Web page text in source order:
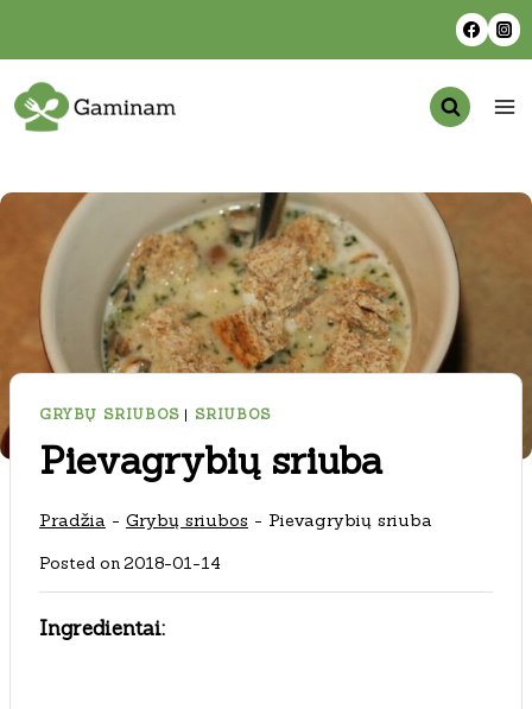
content
GRYBŲ SRIUBOS | SRIUBOS
Pievagrybių sriuba
Pradžia - Grybų sriubos - Pievagrybių sriuba
Posted on2018-01-14
Ingredientai: